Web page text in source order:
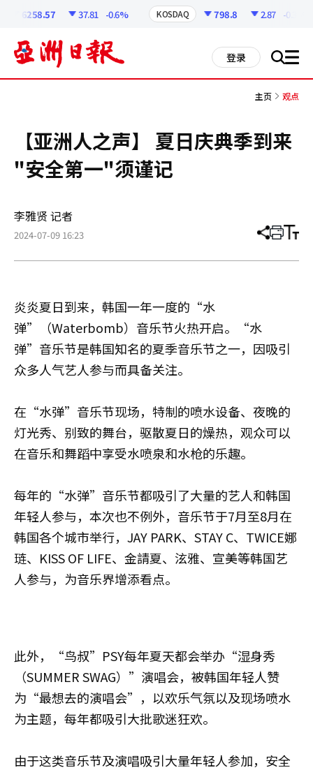
6258.57 37.81 -0.6% KOSDAQ 798.8 2.87 -0.36%
登录 搜 all
主页 观点
【亚洲人之声】 夏日庆典季到来
"安全第一"须谨记
李雅贤 记者
2024-07-09 16:23 分
章
打 调
小
炎炎夏日到来，韩国一年一度的“水
弹”（Waterbomb）音乐节火热开启。“水
弹”音乐节是韩国知名的夏季音乐节之一，因吸引
众多人气艺人参与而具备关注。
在“水弹”音乐节现场，特制的喷水设备、夜晚的
灯光秀、别致的舞台，驱散夏日的燥热，观众可以
在音乐和舞蹈中享受水喷泉和水枪的乐趣。
每年的“水弹”音乐节都吸引了大量的艺人和韩国
年轻人参与，本次也不例外，音乐节于7月至8月在
韩国各个城市举行，JAY PARK、STAY C、TWICE娜
琏、KISS OF LIFE、金請夏、泫雅、宣美等韩国艺
人参与，为音乐界增添看点。
此外，“鸟叔”PSY每年夏天都会举办“湿身秀
（SUMMER SWAG）”演唱会，被韩国年轻人赞
为“最想去的演唱会”，以欢乐气氛以及现场喷水
为主题，每年都吸引大批歌迷狂欢。
由于这类音乐节及演唱吸引大量年轻人参加，安全